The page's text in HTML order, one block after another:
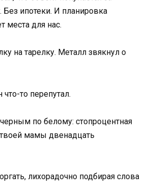
Без ипотеки. И планировка
места для нас.
на тарелку. Металл звякнул о
то перепутал.
по белому: стопроцентная
твоей мамы двенадцать
лихорадочно подбирая слова